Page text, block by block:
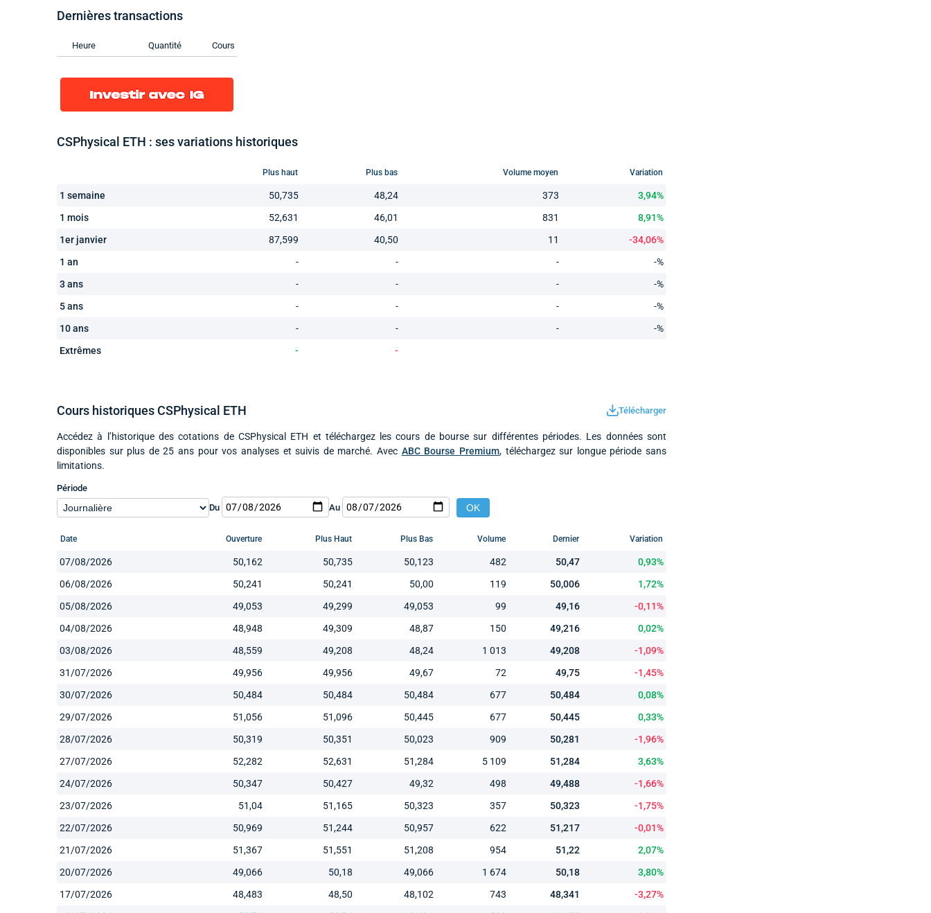
Dernières transactions
Heure Quantité Cours
CSPhysical ETH : ses variations historiques
Plus haut Plus bas Volume moyen Variation
1 semaine 50,735 48,24 373
3,94%
1 mois
52,631 46,01 831
8,91%
1er janvier
87,599 40,50 11
-34,06%
1 an
- - -
-%
3 ans
- - -
-%
5 ans
- - -
-%
10 ans
- - -
-%
Extrêmes
- -
Cours historiques CSPhysical ETH Télécharger
Accédez à l’historique des cotations de CSPhysical ETH et téléchargez les cours de bourse sur différentes périodes. Les données sont
disponibles sur plus de 25 ans pour vos analyses et suivis de marché. Avec ABC Bourse Premium, téléchargez sur longue période sans
limitations.
Période
Du
Au
Date Ouverture Plus Haut Plus Bas Volume Dernier Variation
07/08/2026 50,162 50,735 50,123 482 50,47
0,93%
06/08/2026
50,241 50,241 50,00 119 50,006
1,72%
05/08/2026
49,053 49,299 49,053 99 49,16
-0,11%
04/08/2026
48,948 49,309 48,87 150 49,216
0,02%
03/08/2026
48,559 49,208 48,24 1 013 49,208
-1,09%
31/07/2026
49,956 49,956 49,67 72 49,75
-1,45%
30/07/2026
50,484 50,484 50,484 677 50,484
0,08%
29/07/2026
51,056 51,096 50,445 677 50,445
0,33%
28/07/2026
50,319 50,351 50,023 909 50,281
-1,96%
27/07/2026
52,282 52,631 51,284 5 109 51,284
3,63%
24/07/2026
50,347 50,427 49,32 498 49,488
-1,66%
23/07/2026
51,04 51,165 50,323 357 50,323
-1,75%
22/07/2026
50,969 51,244 50,957 622 51,217
-0,01%
21/07/2026
51,367 51,551 51,208 954 51,22
2,07%
20/07/2026
49,066 50,18 49,066 1 674 50,18
3,80%
17/07/2026
48,483 48,50 48,102 743 48,341
-3,27%